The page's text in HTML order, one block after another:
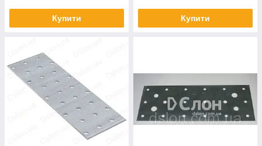
Купити Купити